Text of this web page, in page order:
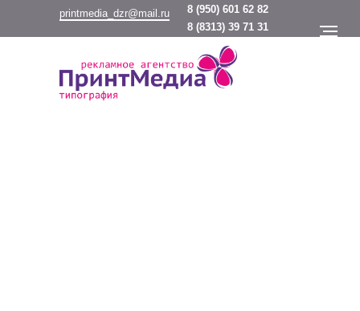
8 (950) 601 62 82
printmedia_dzr@mail.ru
8 (8313) 39 71 31